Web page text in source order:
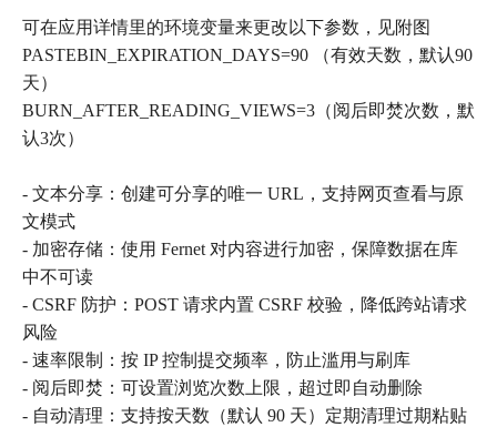
可在应用详情里的环境变量来更改以下参数，见附图
PASTEBIN_EXPIRATION_DAYS=90 （有效天数，默认90
天）
BURN_AFTER_READING_VIEWS=3（阅后即焚次数，默
认3次）
- 文本分享：创建可分享的唯一 URL，支持网页查看与原
文模式
- 加密存储：使用 Fernet 对内容进行加密，保障数据在库
中不可读
- CSRF 防护：POST 请求内置 CSRF 校验，降低跨站请求
风险
- 速率限制：按 IP 控制提交频率，防止滥用与刷库
- 阅后即焚：可设置浏览次数上限，超过即自动删除
- 自动清理：支持按天数（默认 90 天）定期清理过期粘贴